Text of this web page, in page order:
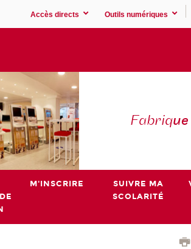
Accès directs Outils numériques
Fabriq
M'INSCRIRE
SUIVRE MA
SCOLARITÉ